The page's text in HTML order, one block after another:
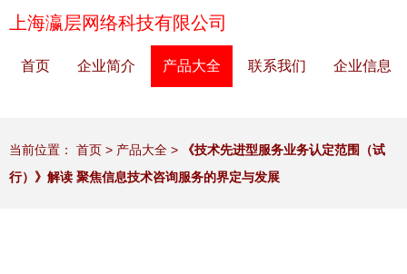
上海瀛层网络科技有限公司
首页 企业简介 产品大全 联系我们 企业信息
当前位置： 首页 > 产品大全 >
《技术先进型服务业务认定范围（试
行）》解读 聚焦信息技术咨询服务的界定与发展